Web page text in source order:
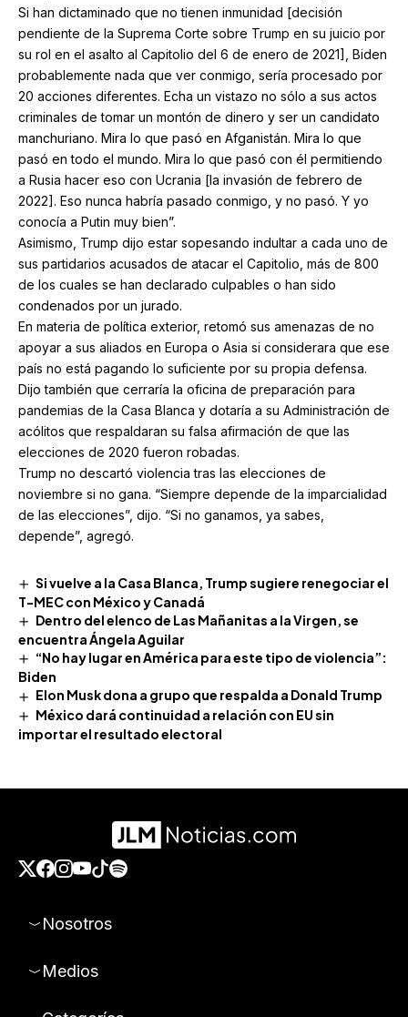
Si han dictaminado que no tienen inmunidad [decisión
pendiente de la Suprema Corte sobre Trump en su juicio por
su rol en el asalto al Capitolio del 6 de enero de 2021], Biden
probablemente nada que ver conmigo, sería procesado por
20 acciones diferentes. Echa un vistazo no sólo a sus actos
criminales de tomar un montón de dinero y ser un candidato
manchuriano. Mira lo que pasó en Afganistán. Mira lo que
pasó en todo el mundo. Mira lo que pasó con él permitiendo
a Rusia hacer eso con Ucrania [la invasión de febrero de
2022]. Eso nunca habría pasado conmigo, y no pasó. Y yo
conocía a Putin muy bien”.
Asimismo, Trump dijo estar sopesando indultar a cada uno de
sus partidarios acusados de atacar el Capitolio, más de 800
de los cuales se han declarado culpables o han sido
condenados por un jurado.
En materia de política exterior, retomó sus amenazas de no
apoyar a sus aliados en Europa o Asia si considerara que ese
país no está pagando lo suficiente por su propia defensa.
Dijo también que cerraría la oficina de preparación para
pandemias de la Casa Blanca y dotaría a su Administración de
acólitos que respaldaran su falsa afirmación de que las
elecciones de 2020 fueron robadas.
Trump no descartó violencia tras las elecciones de
noviembre si no gana. “Siempre depende de la imparcialidad
de las elecciones”, dijo. “Si no ganamos, ya sabes,
depende”, agregó.
Si vuelve a la Casa Blanca, Trump sugiere renegociar el
T-MEC con México y Canadá
Dentro del elenco de Las Mañanitas a la Virgen, se
encuentra Ángela Aguilar
“No hay lugar en América para este tipo de violencia”:
Biden
Elon Musk dona a grupo que respalda a Donald Trump
México dará continuidad a relación con EU sin
importar el resultado electoral
Nosotros
Medios